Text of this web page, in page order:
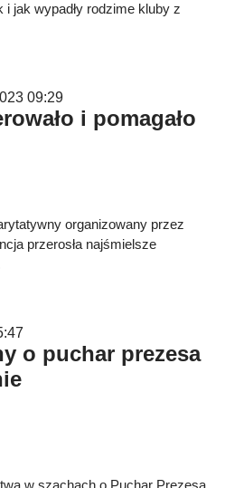
i jak wypadły rodzime kluby z
09:29
i pomagało
organizowany przez
przerosła najśmielsze
o puchar prezesa
w szachach o Puchar Prezesa